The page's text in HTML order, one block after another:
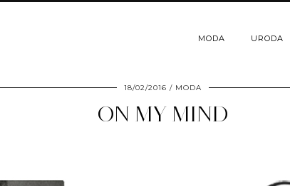
MODA URODA
18/02/2016 MODA
ON MY MIND